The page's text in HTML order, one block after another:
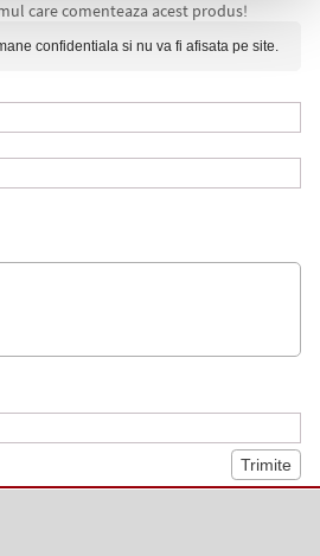
care comenteaza acest produs!
confidentiala si nu va fi afisata pe site.